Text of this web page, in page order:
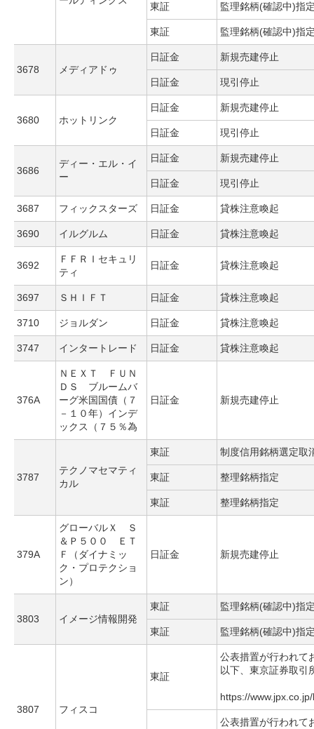
東証 監理銘柄(確認中)指
東証 監理銘柄(確認中)指
3678 メディアドゥ
日証金 新規売建停止
日証金 現引停止
3680 ホットリンク
日証金 新規売建停止
日証金 現引停止
3686
ディー・エル・イ
ー
日証金 新規売建停止
日証金 現引停止
3687 フィックスターズ 日証金 貸株注意喚起
3690 イルグルム 日証金 貸株注意喚起
3692
ＦＦＲＩセキュリ
ティ
日証金 貸株注意喚起
3697 ＳＨＩＦＴ 日証金 貸株注意喚起
3710 ジョルダン 日証金 貸株注意喚起
3747 インタートレード 日証金 貸株注意喚起
376A
ＮＥＸＴ ＦＵＮ
ＤＳ ブルームバ
ーグ米国国債（７
－１０年）インデ
ックス（７５％為
日証金 新規売建停止
3787
テクノマセマティ
カル
東証 制度信用銘柄選定取
東証 整理銘柄指定
東証 整理銘柄指定
379A
グローバルＸ Ｓ
＆Ｐ５００ ＥＴ
Ｆ（ダイナミッ
ク・プロテクショ
ン）
日証金 新規売建停止
3803 イメージ情報開発
東証 監理銘柄(確認中)指
東証 監理銘柄(確認中)指
3807 フィスコ
東証
公表措置が行われて
以下、東京証券取引
https://
公表措置が行われて